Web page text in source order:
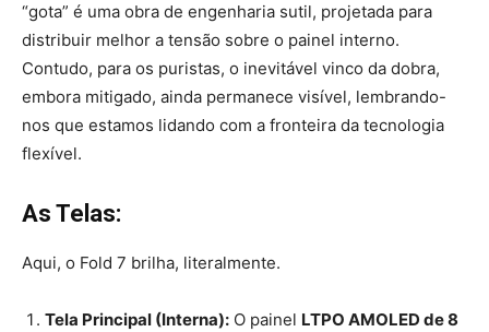
“gota” é uma obra de engenharia sutil, projetada para
distribuir melhor a tensão sobre o painel interno.
Contudo, para os puristas, o inevitável vinco da dobra,
embora mitigado, ainda permanece visível, lembrando-
nos que estamos lidando com a fronteira da tecnologia
flexível.
As Telas:
Aqui, o Fold 7 brilha, literalmente.
Tela Principal (Interna): O painel LTPO AMOLED de 8